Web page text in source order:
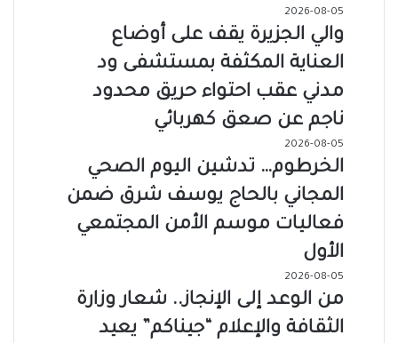
2026-08-05
والي الجزيرة يقف على أوضاع
العناية المكثفة بمستشفى ود
مدني عقب احتواء حريق محدود
ناجم عن صعق كهربائي
2026-08-05
الخرطوم… تدشين اليوم الصحي
المجاني بالحاج يوسف شرق ضمن
فعاليات موسم الأمن المجتمعي
الأول
2026-08-05
من الوعد إلى الإنجاز.. شعار وزارة
الثقافة والإعلام “جيناكم” يعيد